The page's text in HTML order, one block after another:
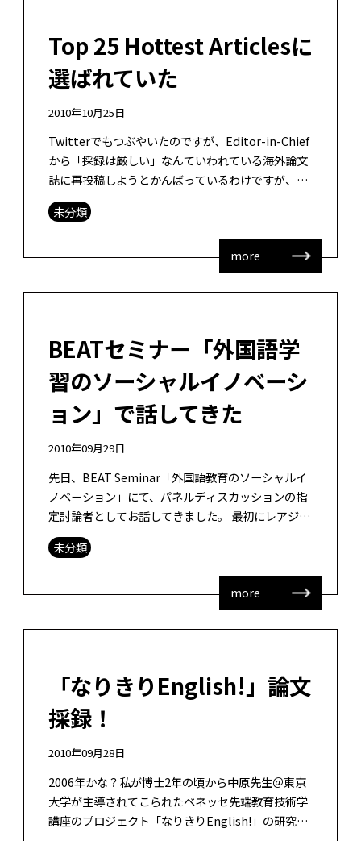
Top 25 Hottest Articlesに
選ばれていた
2010年10月25日
Twitterでもつぶやいたのですが、Editor-in-Chief
から「採録は厳しい」なんていわれている海外論文
誌に再投稿しようとかんばっているわけですが、そ
のためにちょっと読んでいた論文で、なんか聞いた
ことある知見だ […]
未分類
more
BEATセミナー「外国語学
習のソーシャルイノベーシ
ョン」で話してきた
2010年09月29日
先日、BEAT Seminar「外国語教育のソーシャルイ
ノベーション」にて、パネルディスカッションの指
定討論者としてお話してきました。 最初にレアジョ
ブの加藤さん、Lang-8の喜さんのご講演がありまし
た。レアジョブの加 […]
未分類
more
「なりきりEnglish!」論文
採録！
2010年09月28日
2006年かな？私が博士2年の頃から中原先生＠東京
大学が主導されてこられたベネッセ先端教育技術学
講座のプロジェクト「なりきりEnglish!」の研究成